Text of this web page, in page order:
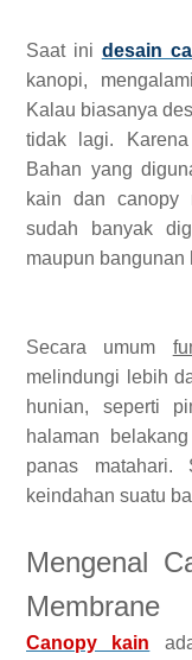
Saat ini desain
kanopi,
Kalau biasanya
tidak lagi.
Bahan yang
kain dan canopy
sudah banyak
maupun bangunan
Secara umum
melindungi lebih
hunian, seperti
halaman
panas matahari.
keindahan suatu
Mengenal
Membrane
Canopy kain